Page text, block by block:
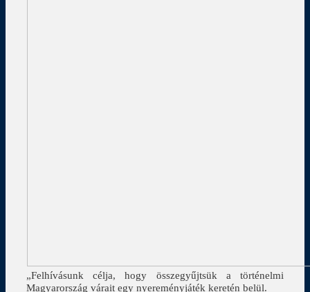
„Felhívásunk célja, hogy összegyűjtsük a történelmi
Magyarország várait egy nyereményjáték keretén belül.